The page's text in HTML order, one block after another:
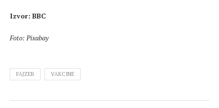
Izvor: BBC
Foto: Pixabay
FAJZER VAKCINE